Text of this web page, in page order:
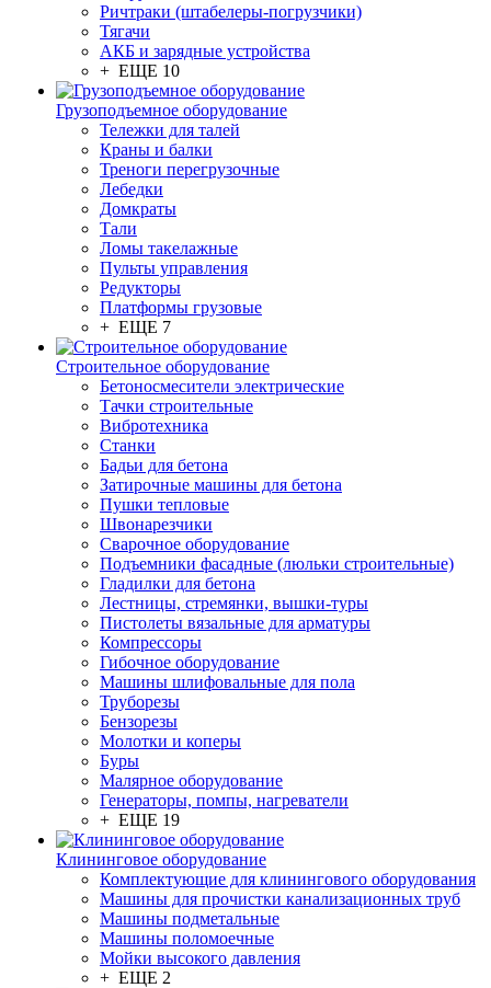
Ричтраки (штабелеры-погрузчики)
Тягачи
АКБ и зарядные устройства
+ ЕЩЕ 10
Грузоподъемное оборудование
Тележки для талей
Краны и балки
Треноги перегрузочные
Лебедки
Домкраты
Тали
Ломы такелажные
Пульты управления
Редукторы
Платформы грузовые
+ ЕЩЕ 7
Строительное оборудование
Бетоносмесители электрические
Тачки строительные
Вибротехника
Станки
Бадьи для бетона
Затирочные машины для бетона
Пушки тепловые
Швонарезчики
Сварочное оборудование
Подъемники фасадные (люльки строительные)
Гладилки для бетона
Лестницы, стремянки, вышки-туры
Пистолеты вязальные для арматуры
Компрессоры
Гибочное оборудование
Машины шлифовальные для пола
Труборезы
Бензорезы
Молотки и коперы
Буры
Малярное оборудование
Генераторы, помпы, нагреватели
+ ЕЩЕ 19
Клининговое оборудование
Комплектующие для клинингового оборудования
Машины для прочистки канализационных труб
Машины подметальные
Машины поломоечные
Мойки высокого давления
+ ЕЩЕ 2